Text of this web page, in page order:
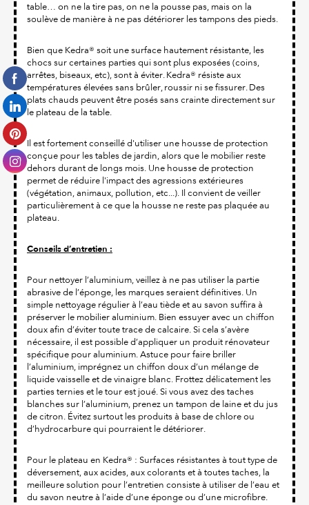
table… on ne la tire pas, on ne la pousse pas, mais on la
soulève de manière à ne pas détériorer les tampons des pieds.
Bien que Kedra® soit une surface hautement résistante, les
chocs sur certaines parties qui sont plus exposées (coins,
arrêtes, biseaux, etc), sont à éviter. Kedra® résiste aux
températures élevées sans brûler, roussir ni se fissurer. Des
plats chauds peuvent être posés sans crainte directement sur
le plateau de la table.
Il est fortement conseillé d'utiliser une housse de protection
conçue pour les tables de jardin, alors que le mobilier reste
dehors durant de longs mois. Une housse de protection
permet de réduire l'impact des agressions extérieures
(végétation, animaux, pollution, etc...). Il convient de veiller
particulièrement à ce que la housse ne reste pas plaquée au
plateau.
Conseils d’entretien :
Pour nettoyer l’aluminium, veillez à ne pas utiliser la partie
abrasive de l’éponge, les marques seraient définitives. Un
simple nettoyage régulier à l’eau tiède et au savon suffira à
préserver le mobilier aluminium. Bien essuyer avec un chiffon
doux afin d’éviter toute trace de calcaire. Si cela s’avère
nécessaire, il est possible d’appliquer un produit rénovateur
spécifique pour aluminium. Astuce pour faire briller
l’aluminium, imprégnez un chiffon doux d’un mélange de
liquide vaisselle et de vinaigre blanc. Frottez délicatement les
parties ternies et le tour est joué. Si vous avez des taches
blanches sur l’aluminium, prenez un tampon de laine et du jus
de citron. Évitez surtout les produits à base de chlore ou
d’hydrocarbure qui pourraient le détériorer.
Pour le plateau en Kedra® : Surfaces résistantes à tout type de
déversement, aux acides, aux colorants et à toutes taches, la
meilleure solution pour l’entretien consiste à utiliser de l’eau et
du savon neutre à l’aide d’une éponge ou d’une microfibre.